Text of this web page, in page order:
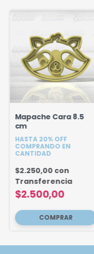
Mapache Cara 8.5
cm
HASTA 20% OFF
COMPRANDO EN
CANTIDAD
$2.500,00
$2.250,00 con
Transferencia